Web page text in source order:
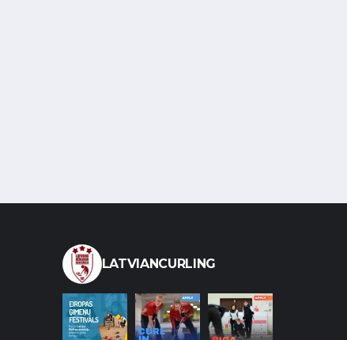
LATVIANCURLING